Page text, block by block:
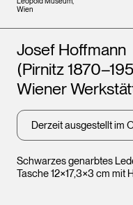
Wien
Schwarzes genarbtes
Tasche 12×17,3×3 cm mit
Künstler*innen
Josef Hoffmann
(Pirnitz
Wiener
Derzeit ausgestellt im